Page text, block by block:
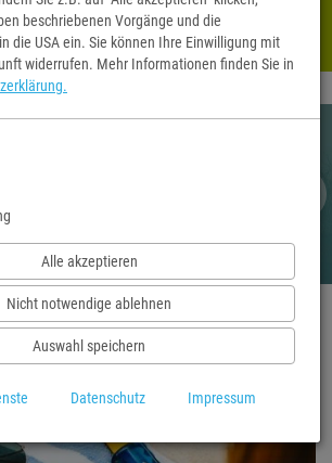
beschriebenen Vorgänge und die
die USA ein. Sie können Ihre Einwilligung mit
widerrufen. Mehr Informationen finden Sie in
Alle akzeptieren
Nicht notwendige ablehnen
Auswahl speichern
Datenschutz Impressum